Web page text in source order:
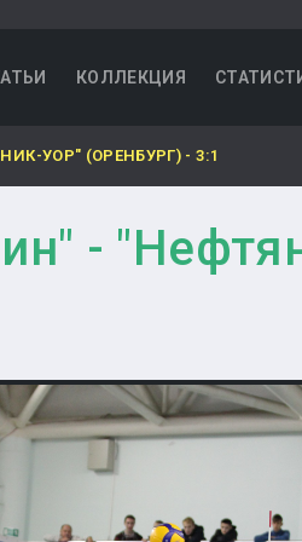
КОЛЛЕКЦИЯ
УОР" (ОРЕНБУРГ) - 3:1
-